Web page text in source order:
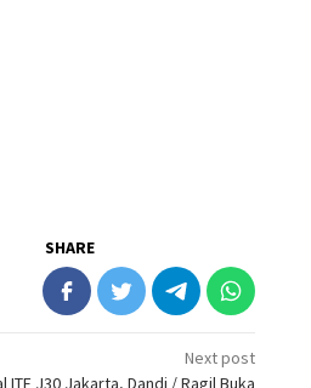
SHARE
Next post
ITF J30 Jakarta, Dandi / Ragil Buka